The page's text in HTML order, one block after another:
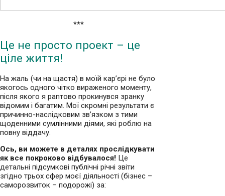
***
Це не просто проект – це
ціле життя!
На жаль (чи на щастя) в моїй кар’єрі не було
якогось одного чітко вираженого моменту,
після якого я раптово прокинувся зранку
відомим і багатим. Мої скромні результати є
причинно-наслідковим зв’язком з тими
щоденними сумлінними діями, які роблю на
повну віддачу.
Ось, ви можете в деталях прослідкувати
як все покроково відбувалося! Це
детальні підсумкові публічні річні звіти
згідно трьох сфер моєї діяльності (бізнес –
саморозвиток – подорожі) за: